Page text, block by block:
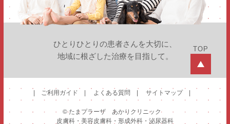
ひとりひとりの患者さんを大切に、
地域に根ざした治療を目指して。
ご利用ガイド よくある質問 サイトマップ
©たまプラーザ あかりクリニック
皮膚科・美容皮膚科・形成外科・泌尿器科
TOP